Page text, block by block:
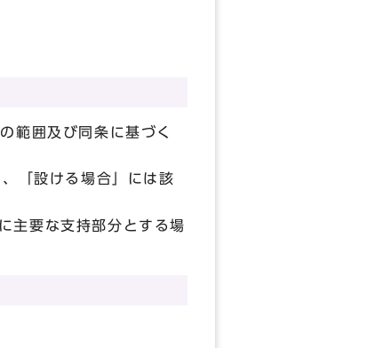
範囲及び同条に基づく
「設ける場合」には該
主要な支持部分とする場